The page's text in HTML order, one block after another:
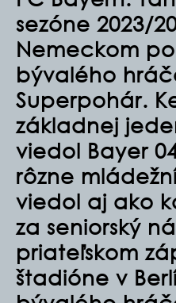
sezóne 2023/
Nemeckom
bývalého
Superpohár.
základnej
viedol Bayer
rôzne
viedol aj ako
za seniorský
priateľskom
štadióne v